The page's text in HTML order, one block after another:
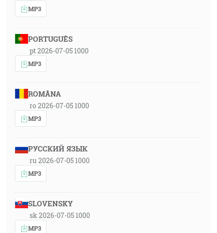
MP3
PORTUGUÊS
pt 2026-07-05 1000
MP3
ROMÂNA
ro 2026-07-05 1000
MP3
РУССКИЙ ЯЗЫК
ru 2026-07-05 1000
MP3
SLOVENSKY
sk 2026-07-05 1000
MP3